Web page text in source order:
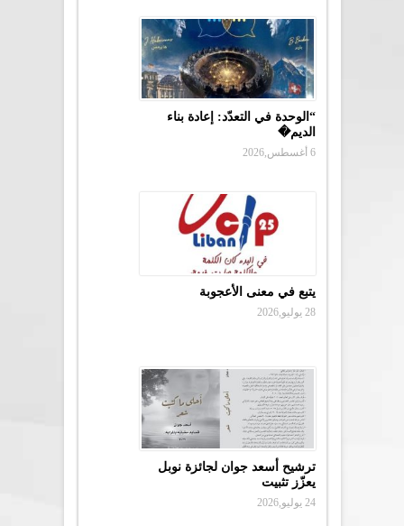
“الوحدة في التعدّد: إعادة بناء
الديم�
6 أغسطس,2026
يتبع في معنى الأعجوبة
28 يوليو,2026
ترشيح أسعد جوان لجائزة نوبل
يعزّز تثبيت
24 يوليو,2026